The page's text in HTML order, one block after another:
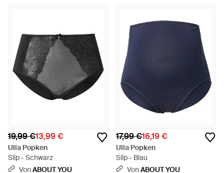
19,99 €13,99 €
Ulla Popken
Slip - Schwarz
VonABOUT YOU
17,99 €16,19 €
Ulla Popken
Slip - Blau
VonABOUT YOU